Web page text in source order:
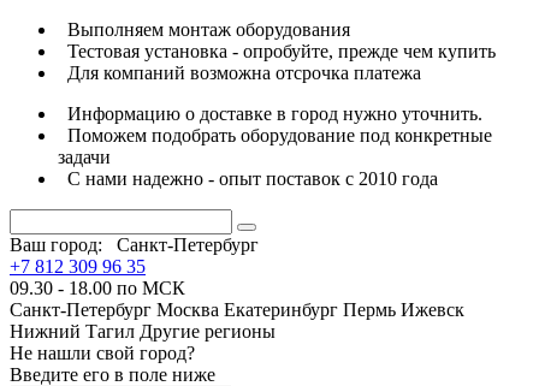
Выполняем монтаж оборудования
Тестовая установка - опробуйте, прежде чем купить
Для компаний возможна отсрочка платежа
Информацию о доставке в город нужно уточнить.
Поможем подобрать оборудование под конкретные
задачи
С нами надежно - опыт поставок с 2010 года
Ваш город:
Санкт-Петербург
+7 812 309 96 35
09.30 - 18.00 по МСК
Санкт-Петербург Москва Екатеринбург Пермь Ижевск
Нижний Тагил Другие регионы
Не нашли свой город?
Введите его в поле ниже